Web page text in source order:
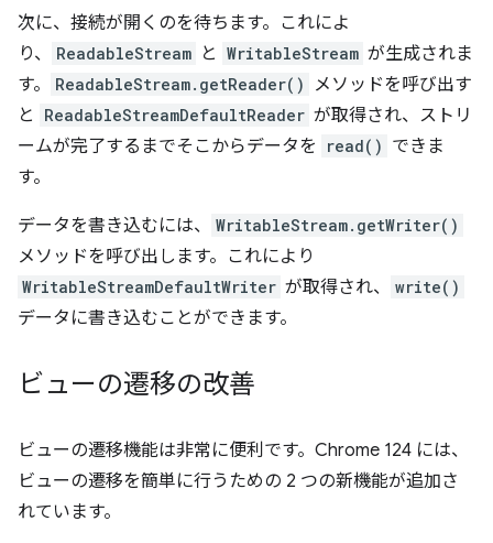
次に、接続が開くのを待ちます。これによ
り、
ReadableStream と WritableStream が生成されま
す。
ReadableStream.getReader()
メソッドを呼び出す
と
ReadableStreamDefaultReader が取得され、ストリ
ームが完了するまでそこからデータを
read() できま
す。
データを書き込むには、 WritableStream.getWriter()
メソッドを呼び出します。これにより
WritableStreamDefaultWriter が取得され、 write()
データに書き込むことができます。
ビューの遷移の改善
ビューの遷移機能は非常に便利です。Chrome 124 には、
ビューの遷移を簡単に行うための 2 つの新機能が追加さ
れています。